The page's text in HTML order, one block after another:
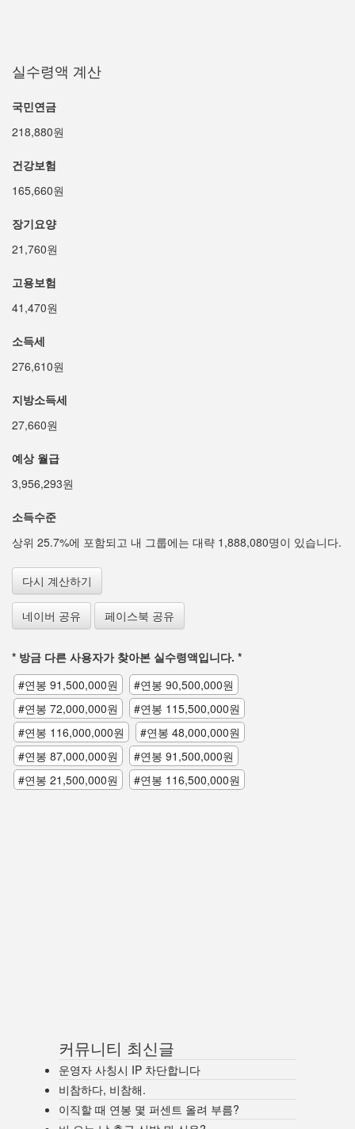
실수령액 계산
국민연금
218,880원
건강보험
165,660원
장기요양
21,760원
고용보험
41,470원
소득세
276,610원
지방소득세
27,660원
예상 월급
3,956,293원
소득수준
상위 25.7%에 포함되고 내 그룹에는 대략 1,888,080명이 있습니다.
다시 계산하기
네이버 공유 페이스북 공유
* 방금 다른 사용자가 찾아본 실수령액입니다. *
#연봉 91,500,000원
#연봉 90,500,000원
#연봉 72,000,000원
#연봉 115,500,000원
#연봉 116,000,000원
#연봉 48,000,000원
#연봉 87,000,000원
#연봉 91,500,000원
#연봉 21,500,000원
#연봉 116,500,000원
커뮤니티 최신글
운영자 사칭시 IP 차단합니다
비참하다, 비참해.
이직할 때 연봉 몇 퍼센트 올려 부름?